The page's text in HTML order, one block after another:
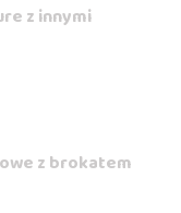
z innymi
z brokatem